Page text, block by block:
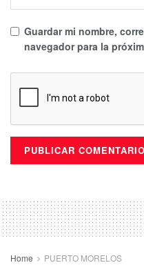
Guardar mi nombre,
navegador para la
Home PUERTO MORELOS